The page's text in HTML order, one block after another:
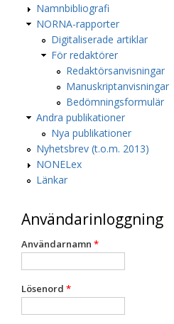
Namnbibliografi
NORNA-rapporter
Digitaliserade artiklar
För redaktörer
Redaktörsanvisningar
Manuskriptanvisningar
Bedömningsformulär
Andra publikationer
Nya publikationer
Nyhetsbrev (t.o.m. 2013)
NONELex
Länkar
Användarinloggning
Användarnamn *
Lösenord *